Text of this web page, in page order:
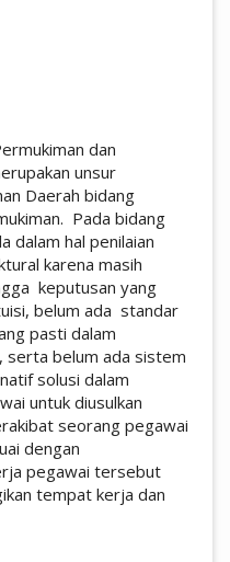
dan
unsur
Daerah bidang
Pada bidang
dalam hal penilaian
karena masih
keputusan yang
belum ada standar
pasti dalam
serta belum ada sistem
solusi dalam
untuk diusulkan
seorang pegawai
dengan
pegawai tersebut
tempat kerja dan